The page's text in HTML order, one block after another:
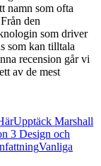
namn som ofta
den
som driver
som kan tilltala
recension går vi
av de mest
Upptäck Marshall
3 Design och
Vanliga